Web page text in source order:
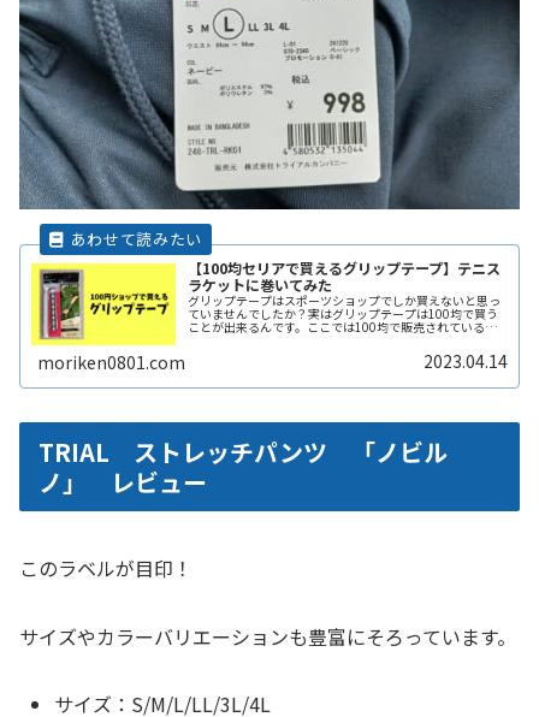
【100均セリアで買えるグリップテープ】テニス
ラケットに巻いてみた
グリップテープはスポーツショップでしか買えないと思っ
ていませんでしたか？実はグリップテープは100均で買う
ことが出来るんです。ここでは100均で販売されているグ
moriken0801.com 2023.04.14
TRIAL ストレッチパンツ 「ノビル
ノ」 レビュー
このラベルが目印！
サイズやカラーバリエーションも豊富にそろっています。
サイズ：S/M/L/LL/3L/4L